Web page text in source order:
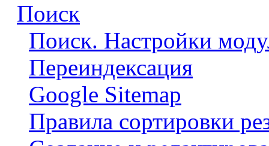
Поиск
Поиск. Настройки
Переиндексация
Google Sitemap
Правила сортировки